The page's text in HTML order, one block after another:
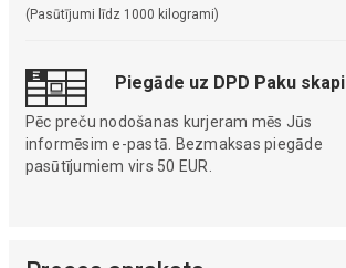
(Pasūtījumi līdz 1000 kilogrami)
Piegāde uz DPD Paku skapi
Pēc preču nodošanas kurjeram mēs Jūs
informēsim e-pastā. Bezmaksas piegāde
pasūtījumiem virs 50 EUR.